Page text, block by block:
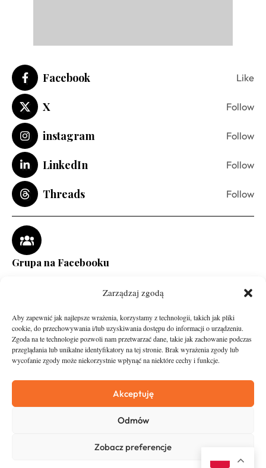
Zarządzaj zgodą
Aby zapewnić jak najlepsze wrażenia, korzystamy z technologii, takich jak pliki
cookie, do przechowywania i/lub uzyskiwania dostępu do informacji o urządzeniu.
Zgoda na te technologie pozwoli nam przetwarzać dane, takie jak zachowanie podczas
przeglądania lub unikalne identyfikatory na tej stronie. Brak wyrażenia zgody lub
wycofanie zgody może niekorzystnie wpłynąć na niektóre cechy i funkcje.
Akceptuję
Odmów
Zobacz preferencje
Facebook Like
X Follow
instagram Follow
LinkedIn Follow
Threads Follow
Grupa na Facebooku
Asfalt
O nas
Zostań Patronem
Kontakt